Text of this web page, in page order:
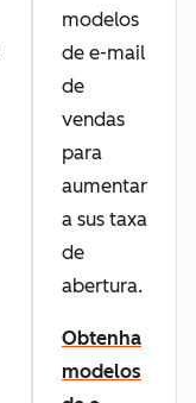
modelos
de e-mail
de
vendas
para
aumentar
a sus taxa
de
abertura.
Obtenha
modelos